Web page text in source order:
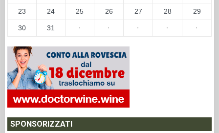
23 24 25 26 27 28 29
30 31 · · · · ·
SPONSORIZZATI